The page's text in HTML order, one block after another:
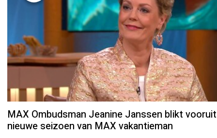
MAX Ombudsman Jeanine Janssen blikt
nieuwe seizoen van MAX vakantieman